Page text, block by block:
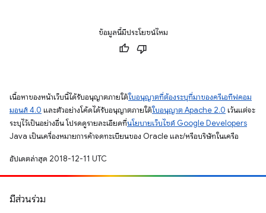
ข้อมูลนี้มีประโยชน์ไหม
เนื้อหาของหน้าเว็บนี้ได้รับอนุญาตภายใต้ใบอนุญาตที่ต้องระบุที่มาของครีเอทีฟคอม
มอนส์ 4.0 และตัวอย่างโค้ดได้รับอนุญาตภายใต้ใบอนุญาต Apache 2.0 เว้นแต่จะ
ระบุไว้เป็นอย่างอื่น โปรดดูรายละเอียดที่นโยบายเว็บไซต์ Google Developers
Java เป็นเครื่องหมายการค้าจดทะเบียนของ Oracle และ/หรือบริษัทในเครือ
อัปเดตล่าสุด 2018-12-11 UTC
มีส่วนร่วม